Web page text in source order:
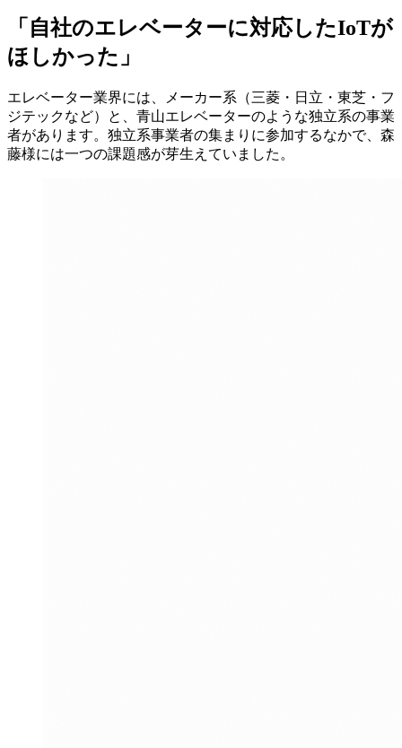
「自社のエレベーターに対応したIoTが
ほしかった」
エレベーター業界には、メーカー系（三菱・日立・東芝・フ
ジテックなど）と、青山エレベーターのような独立系の事業
者があります。独立系事業者の集まりに参加するなかで、森
藤様には一つの課題感が芽生えていました。